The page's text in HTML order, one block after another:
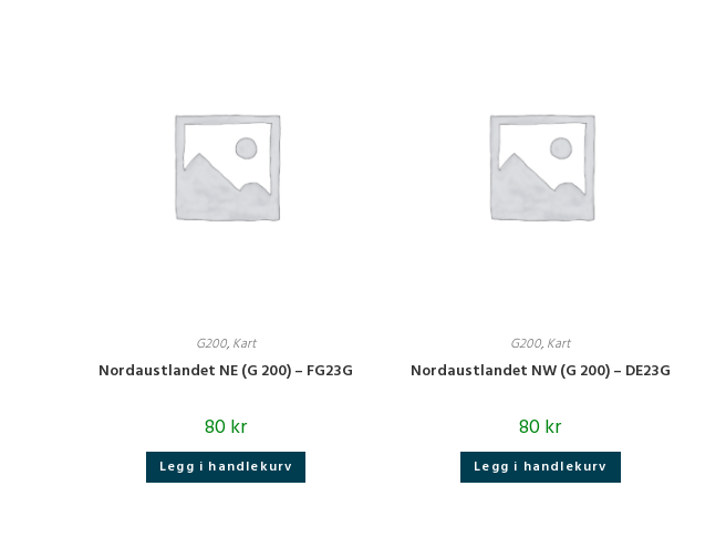
G200, Kart
Nordaustlandet NE (G 200) – FG23G
80kr
Legg i handlekurv
G200, Kart
Nordaustlandet NW (G 200) – DE23G
80kr
Legg i handlekurv